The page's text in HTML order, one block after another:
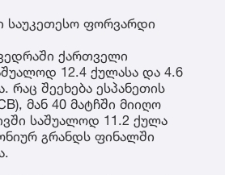
საუკეთესო ფორვარდი
ქართველი
12.4 ქულასა და 4.6
რაც შეეხება ესპანეთის
მან 40 მატჩში მიიღო
საშუალოდ 11.2 ქულა
გრანდს ფინალში